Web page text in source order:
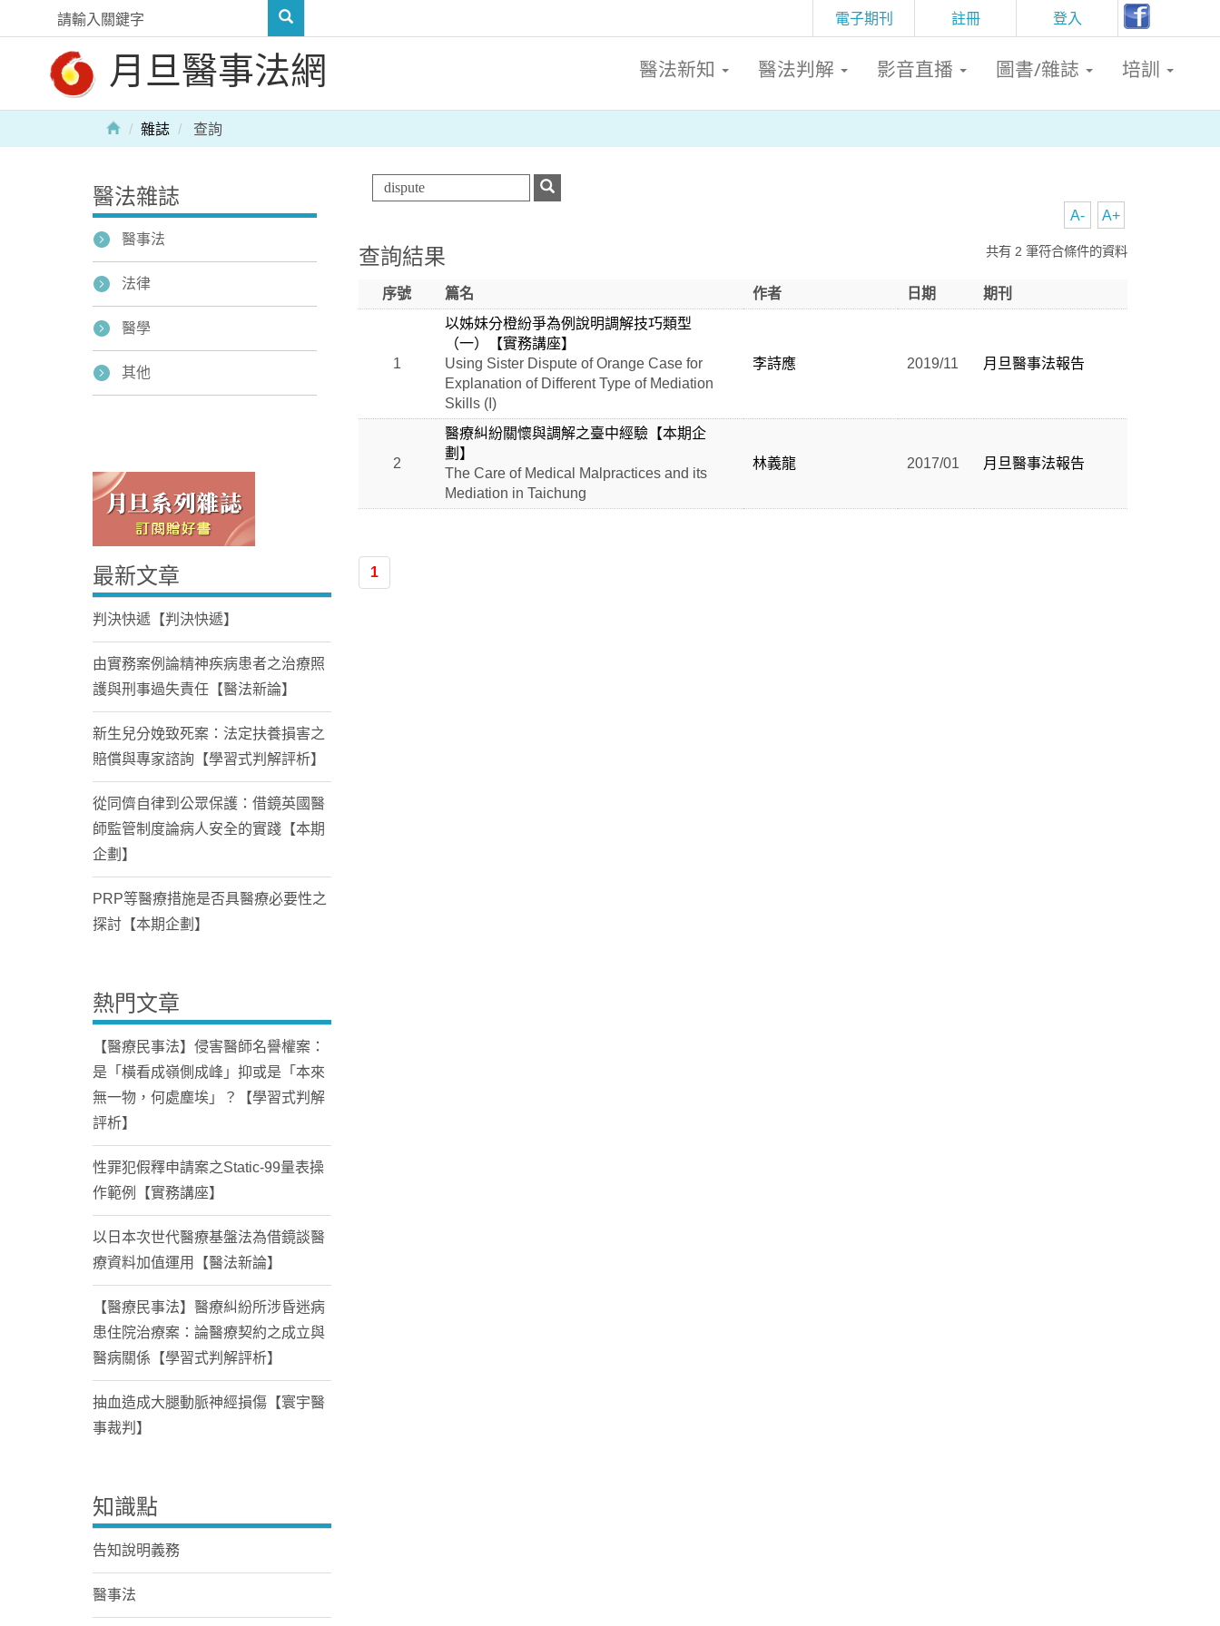
註冊 登入
電子期刊
月旦醫事法網 醫法新知 醫法判解 影音直播 圖書/雜誌 培訓
Home
雜誌 查詢
A+
A-
查詢結果 共有 2 筆符合條件的資料
序號 篇名 作者 日期 期刊
1
以姊妹分橙紛爭為例說明調解技巧類型
（一）【實務講座】
Using Sister Dispute of Orange Case for
Explanation of Different Type of Mediation
Skills (I)
李詩應 2019/11 月旦醫事法報告
2
醫療糾紛關懷與調解之臺中經驗【本期企
劃】
The Care of Medical Malpractices and its
Mediation in Taichung
林義龍 2017/01 月旦醫事法報告
1
醫法雜誌
醫事法
法律
醫學
其他
最新文章
判決快遞【判決快遞】
由實務案例論精神疾病患者之治療照
護與刑事過失責任【醫法新論】
新生兒分娩致死案：法定扶養損害之
賠償與專家諮詢【學習式判解評析】
從同儕自律到公眾保護：借鏡英國醫
師監管制度論病人安全的實踐【本期
企劃】
PRP等醫療措施是否具醫療必要性之
探討【本期企劃】
熱門文章
【醫療民事法】侵害醫師名譽權案：
是「橫看成嶺側成峰」抑或是「本來
無一物，何處塵埃」？【學習式判解
評析】
性罪犯假釋申請案之Static-99量表操
作範例【實務講座】
以日本次世代醫療基盤法為借鏡談醫
療資料加值運用【醫法新論】
【醫療民事法】醫療糾紛所涉昏迷病
患住院治療案：論醫療契約之成立與
醫病關係【學習式判解評析】
抽血造成大腿動脈神經損傷【寰宇醫
事裁判】
知識點
告知說明義務
醫事法